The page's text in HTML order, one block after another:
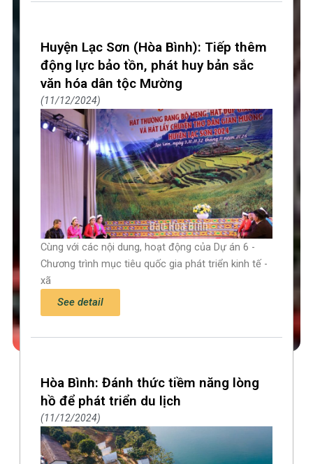
Huyện Lạc Sơn (Hòa Bình): Tiếp thêm
động lực bảo tồn, phát huy bản sắc
văn hóa dân tộc Mường
11/12/2024
Cùng với các nội dung, hoạt động của Dự án 6 -
Chương trình mục tiêu quốc gia phát triển kinh tế -
xã
See detail
Hòa Bình: Đánh thức tiềm năng lòng
hồ để phát triển du lịch
11/12/2024